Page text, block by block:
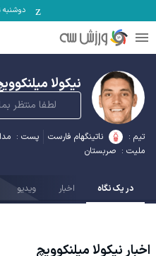
دوشنبه ۱۹ مرداد
نیکولا
لطفا منتظر
تیم : ناتینگهام فارست پست :
ملیت : صربستان
در یک نگاه اخبار ویدیو
اخبارنیکولا میلنکوویچ